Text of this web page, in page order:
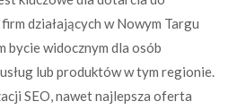
działających w Nowym Targu
bycie widocznym dla osób
lub produktów w tym regionie.
SEO, nawet najlepsza oferta